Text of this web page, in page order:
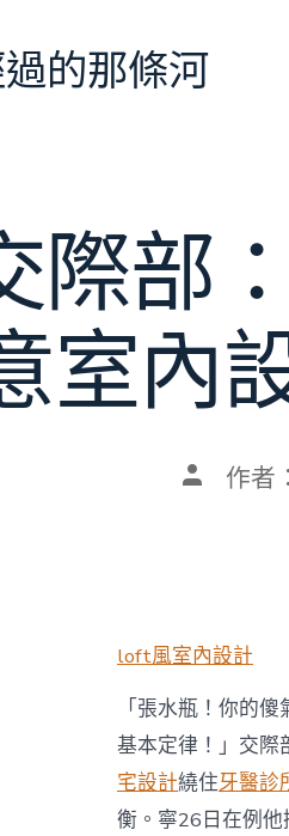
的那條河
際部
室內
文 作者：
loft風室內設計
「張水瓶！你的傻
基本定律！」交際
宅設計繞住牙醫診
衡。寧26日在例